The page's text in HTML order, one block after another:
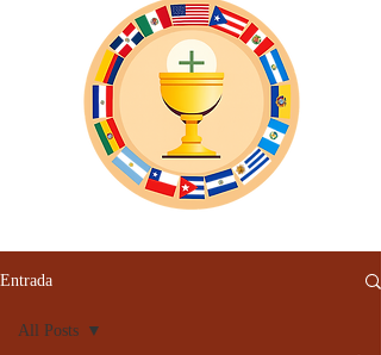
Entrada
All Posts